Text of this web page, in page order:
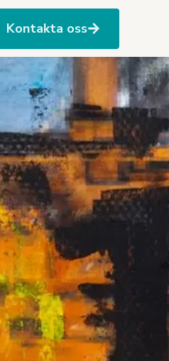
Kontakta oss